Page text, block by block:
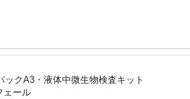
クA3・液体中微生物検査キット
ェール